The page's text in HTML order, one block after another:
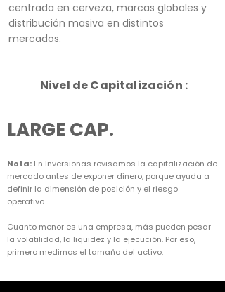
centrada en cerveza, marcas globales y
distribución masiva en distintos
mercados.
Nivel de Capitalización :
LARGE CAP.
Nota: En Inversionas revisamos la capitalización de
mercado antes de exponer dinero, porque ayuda a
definir la dimensión de posición y el riesgo
operativo.
Cuanto menor es una empresa, más pueden pesar
la volatilidad, la liquidez y la ejecución. Por eso,
primero medimos el tamaño del activo.